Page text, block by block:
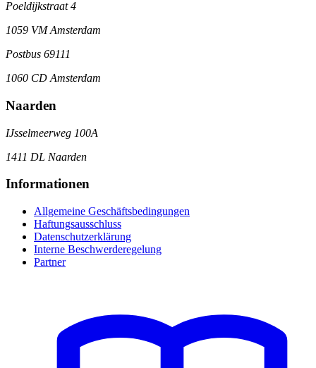
Poeldijkstraat 4
1059 VM Amsterdam
Postbus 69111
1060 CD Amsterdam
Naarden
IJsselmeerweg 100A
1411 DL Naarden
Informationen
Allgemeine Geschäftsbedingungen
Haftungsausschluss
Datenschutzerklärung
Interne Beschwerderegelung
Partner